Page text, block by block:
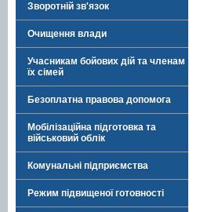
Зворотній зв'язок
Очищення влади
Учасникам бойових дій та членам
їх сімей
Безоплатна правова допомога
Мобілізаційна підготовка та
військовий облік
Комунальні підприємства
Режим підвищеної готовності